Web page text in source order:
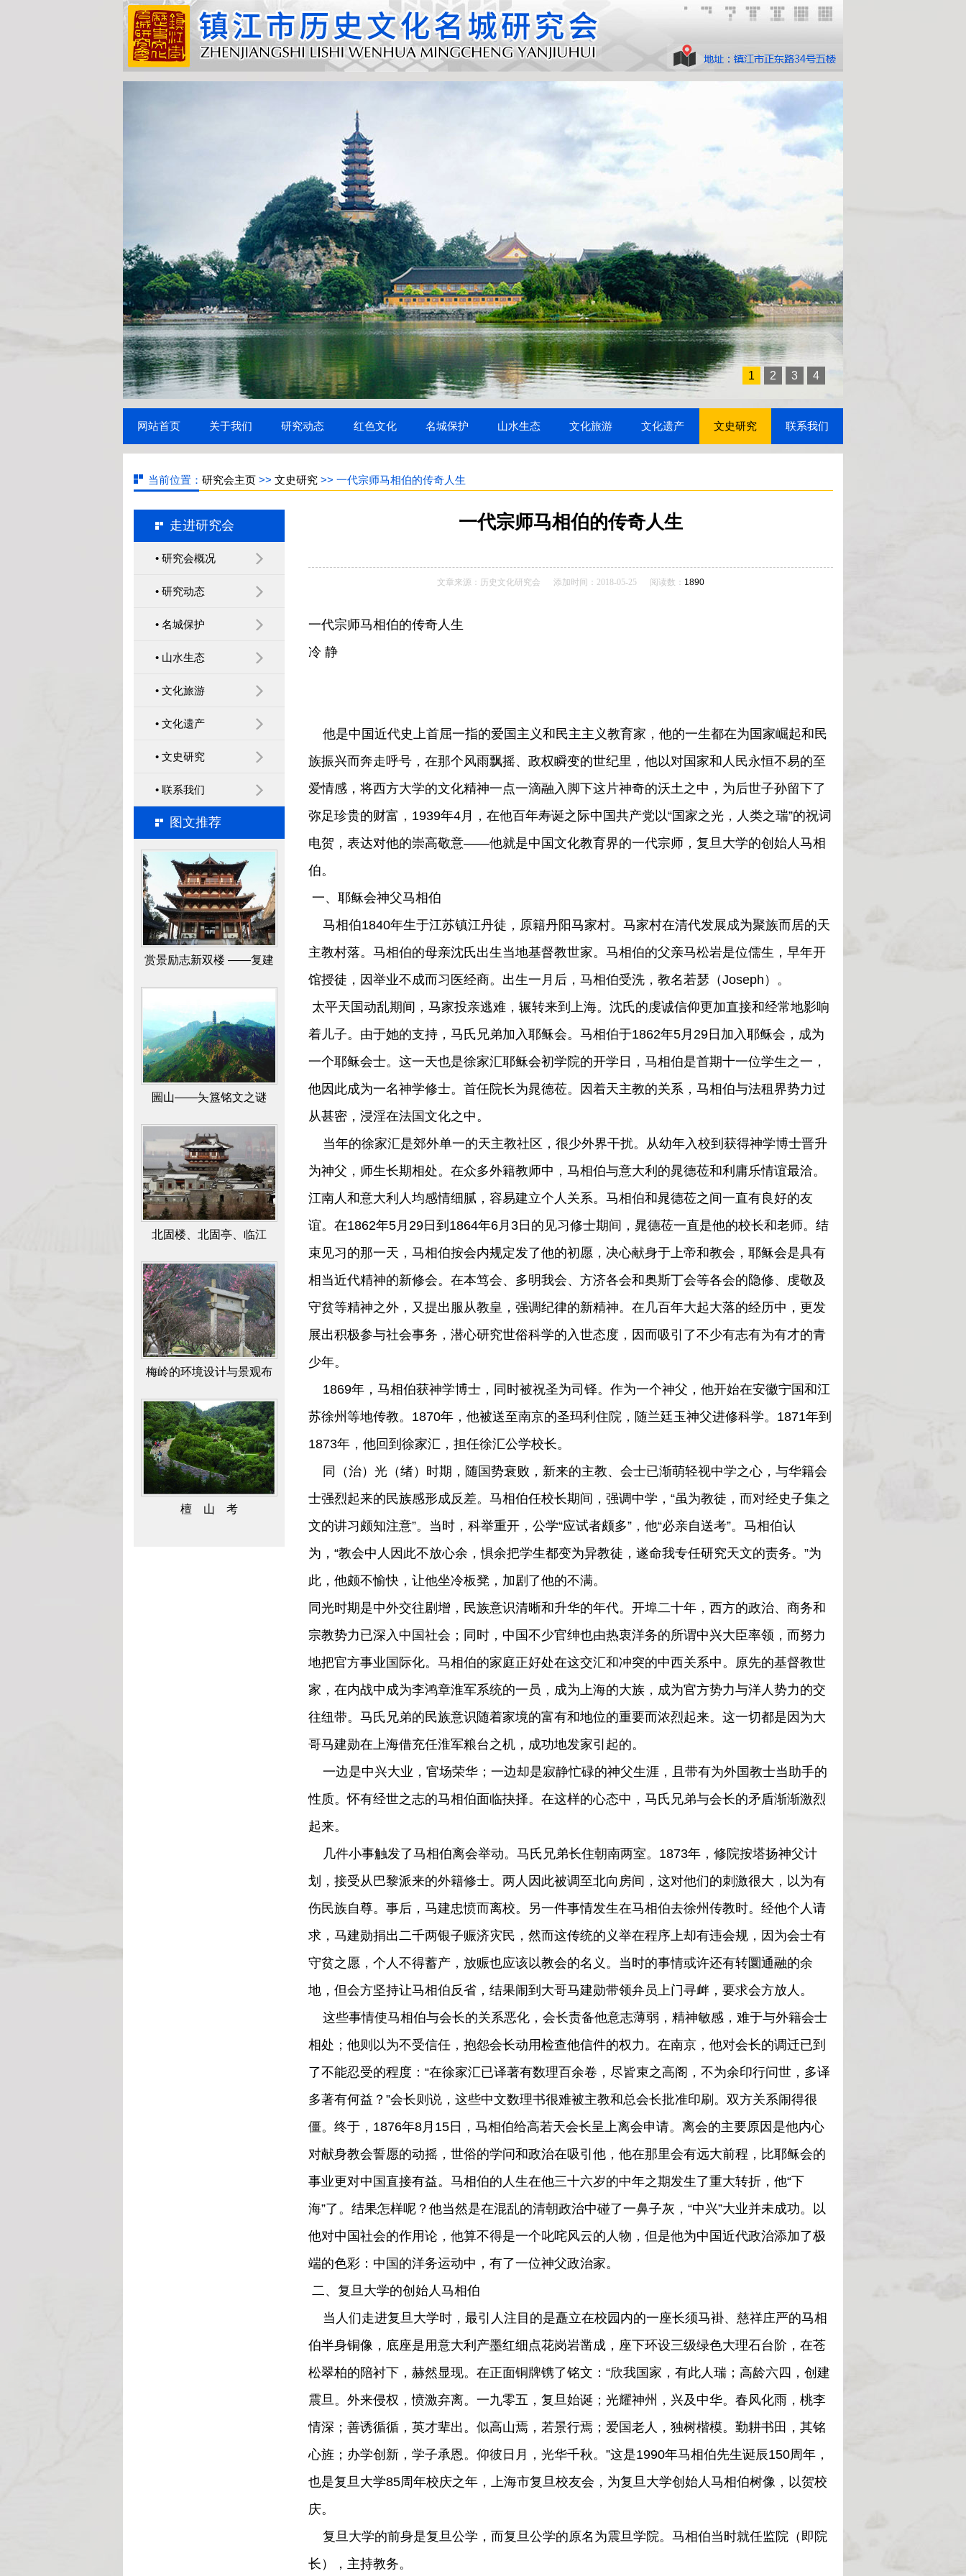
1 2 3 4
网站首页 关于我们 研究动态 红色文化 名城保护 山水生态 文化旅游 文化遗产 文史研究 联系我们
当前位置： 研究会主页 >> 文史研究 >> 一代宗师马相伯的传奇人生
走进研究会
• 研究会概况
• 研究动态
• 名城保护
• 山水生态
• 文化旅游
• 文化遗产
• 文史研究
• 联系我们
图文推荐
镇江市历史文化名城研究
会召开 2019年年会暨第二
十次学术研讨会
传承红色基因 建设党内
经验
北固山后峰观音洞旁的摩
赏景励志新双楼 ——复建
北固、多景二楼文化景观
之揽胜
圌山——夨簋铭文之谜
北固楼、北固亭、临江
亭、多景楼辨
梅岭的环境设计与景观布
局
檀 山 考
水乡岛屿 桃源村庄
一代宗师马相伯的传奇人生
文章来源：历史文化研究会 添加时间：2018-05-25 阅读数： 1890
一代宗师马相伯的传奇人生
冷 静
他是中国近代史上首屈一指的爱国主义和民主主义教育家，他的一生都在为国家崛起和民
族振兴而奔走呼号，在那个风雨飘摇、政权瞬变的世纪里，他以对国家和人民永恒不易的至
爱情感，将西方大学的文化精神一点一滴融入脚下这片神奇的沃土之中，为后世子孙留下了
弥足珍贵的财富，1939年4月，在他百年寿诞之际中国共产党以“国家之光，人类之瑞”的祝词
电贺，表达对他的崇高敬意——他就是中国文化教育界的一代宗师，复旦大学的创始人马相
伯。
一、耶稣会神父马相伯
马相伯1840年生于江苏镇江丹徒，原籍丹阳马家村。马家村在清代发展成为聚族而居的天
主教村落。马相伯的母亲沈氏出生当地基督教世家。马相伯的父亲马松岩是位儒生，早年开
馆授徒，因举业不成而习医经商。出生一月后，马相伯受洗，教名若瑟（Joseph）。
太平天国动乱期间，马家投亲逃难，辗转来到上海。沈氏的虔诚信仰更加直接和经常地影响
着儿子。由于她的支持，马氏兄弟加入耶稣会。马相伯于1862年5月29日加入耶稣会，成为
一个耶稣会士。这一天也是徐家汇耶稣会初学院的开学日，马相伯是首期十一位学生之一，
他因此成为一名神学修士。首任院长为晁德莅。因着天主教的关系，马相伯与法租界势力过
从甚密，浸淫在法国文化之中。
当年的徐家汇是郊外单一的天主教社区，很少外界干扰。从幼年入校到获得神学博士晋升
为神父，师生长期相处。在众多外籍教师中，马相伯与意大利的晁德莅和利庸乐情谊最洽。
江南人和意大利人均感情细腻，容易建立个人关系。马相伯和晁德莅之间一直有良好的友
谊。在1862年5月29日到1864年6月3日的见习修士期间，晁德莅一直是他的校长和老师。结
束见习的那一天，马相伯按会内规定发了他的初愿，决心献身于上帝和教会，耶稣会是具有
相当近代精神的新修会。在本笃会、多明我会、方济各会和奥斯丁会等各会的隐修、虔敬及
守贫等精神之外，又提出服从教皇，强调纪律的新精神。在几百年大起大落的经历中，更发
展出积极参与社会事务，潜心研究世俗科学的入世态度，因而吸引了不少有志有为有才的青
少年。
1869年，马相伯获神学博士，同时被祝圣为司铎。作为一个神父，他开始在安徽宁国和江
苏徐州等地传教。1870年，他被送至南京的圣玛利住院，随兰廷玉神父进修科学。1871年到
1873年，他回到徐家汇，担任徐汇公学校长。
同（治）光（绪）时期，随国势衰败，新来的主教、会士已渐萌轻视中学之心，与华籍会
士强烈起来的民族感形成反差。马相伯任校长期间，强调中学，“虽为教徒，而对经史子集之
文的讲习颇知注意”。当时，科举重开，公学“应试者颇多”，他“必亲自送考”。马相伯认
为，“教会中人因此不放心余，惧余把学生都变为异教徒，遂命我专任研究天文的责务。”为
此，他颇不愉快，让他坐冷板凳，加剧了他的不满。
同光时期是中外交往剧增，民族意识清晰和升华的年代。开埠二十年，西方的政治、商务和
宗教势力已深入中国社会；同时，中国不少官绅也由热衷洋务的所谓中兴大臣率领，而努力
地把官方事业国际化。马相伯的家庭正好处在这交汇和冲突的中西关系中。原先的基督教世
家，在内战中成为李鸿章淮军系统的一员，成为上海的大族，成为官方势力与洋人势力的交
往纽带。马氏兄弟的民族意识随着家境的富有和地位的重要而浓烈起来。这一切都是因为大
哥马建勋在上海借充任淮军粮台之机，成功地发家引起的。
一边是中兴大业，官场荣华；一边却是寂静忙碌的神父生涯，且带有为外国教士当助手的
性质。怀有经世之志的马相伯面临抉择。在这样的心态中，马氏兄弟与会长的矛盾渐渐激烈
起来。
几件小事触发了马相伯离会举动。马氏兄弟长住朝南两室。1873年，修院按塔扬神父计
划，接受从巴黎派来的外籍修士。两人因此被调至北向房间，这对他们的刺激很大，以为有
伤民族自尊。事后，马建忠愤而离校。另一件事情发生在马相伯去徐州传教时。经他个人请
求，马建勋捐出二千两银子赈济灾民，然而这传统的义举在程序上却有违会规，因为会士有
守贫之愿，个人不得蓄产，放赈也应该以教会的名义。当时的事情或许还有转圜通融的余
地，但会方坚持让马相伯反省，结果闹到大哥马建勋带领弁员上门寻衅，要求会方放人。
这些事情使马相伯与会长的关系恶化，会长责备他意志薄弱，精神敏感，难于与外籍会士
相处；他则以为不受信任，抱怨会长动用检查他信件的权力。在南京，他对会长的调迁已到
了不能忍受的程度：“在徐家汇已译著有数理百余卷，尽皆束之高阁，不为余印行问世，多译
多著有何益？”会长则说，这些中文数理书很难被主教和总会长批准印刷。双方关系闹得很
僵。终于，1876年8月15日，马相伯给高若天会长呈上离会申请。离会的主要原因是他内心
对献身教会誓愿的动摇，世俗的学问和政治在吸引他，他在那里会有远大前程，比耶稣会的
事业更对中国直接有益。马相伯的人生在他三十六岁的中年之期发生了重大转折，他“下
海”了。结果怎样呢？他当然是在混乱的清朝政治中碰了一鼻子灰，“中兴”大业并未成功。以
他对中国社会的作用论，他算不得是一个叱咤风云的人物，但是他为中国近代政治添加了极
端的色彩：中国的洋务运动中，有了一位神父政治家。
二、复旦大学的创始人马相伯
当人们走进复旦大学时，最引人注目的是矗立在校园内的一座长须马褂、慈祥庄严的马相
伯半身铜像，底座是用意大利产墨红细点花岗岩凿成，座下环设三级绿色大理石台阶，在苍
松翠柏的陪衬下，赫然显现。在正面铜牌镌了铭文：“欣我国家，有此人瑞；高龄六四，创建
震旦。外来侵权，愤激弃离。一九零五，复旦始诞；光耀神州，兴及中华。春风化雨，桃李
情深；善诱循循，英才辈出。似高山焉，若景行焉；爱国老人，独树楷模。勤耕书田，其铭
心旌；办学创新，学子承恩。仰彼日月，光华千秋。”这是1990年马相伯先生诞辰150周年，
也是复旦大学85周年校庆之年，上海市复旦校友会，为复旦大学创始人马相伯树像，以贺校
庆。
复旦大学的前身是复旦公学，而复旦公学的原名为震旦学院。马相伯当时就任监院（即院
长），主持教务。